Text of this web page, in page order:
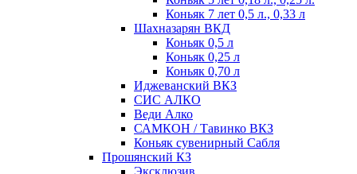
Коньяк 7 лет 0,5 л., 0,33 л
Шахназарян ВКД
Коньяк 0,5 л
Коньяк 0,25 л
Коньяк 0,70 л
Иджеванский ВКЗ
СИС АЛКО
Веди Алко
САМКОН / Тавинко ВКЗ
Коньяк сувенирный Сабля
Прошянский КЗ
Эксклюзив